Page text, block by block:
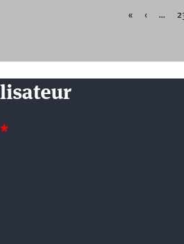
« ‹ …
*